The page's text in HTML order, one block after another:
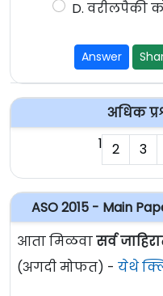
D. वरीलपैकी
Answer
अधिक
1 2 3
ASO 2015 - Main
आता मिळवासर्व
(अगदी मोफत) - येथे